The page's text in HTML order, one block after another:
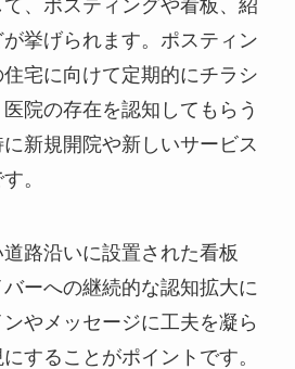
、ポスティングや看板、紹
挙げられます。ポスティン
宅に向けて定期的にチラシ
院の存在を認知してもらう
新規開院や新しいサービス
。
路沿いに設置された看板
ーへの継続的な認知拡大に
やメッセージに工夫を凝ら
することがポイントです。